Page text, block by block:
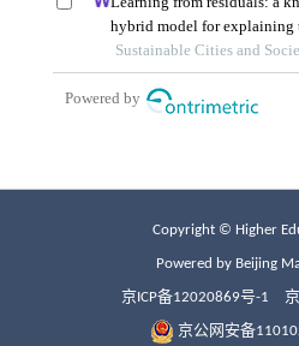
Copyright © Higher
Powered by Beijing
京ICP备12020869号-1
京公网安备